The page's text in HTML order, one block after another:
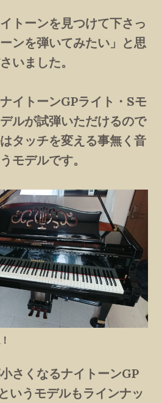
トーンを見つけて下さっ
ンを弾いてみたい」と思
いました。
イトーンGPライト・Sモ
ルが試弾いただけるので
タッチを変える事無く音
モデルです。
さくなるナイトーンGP
いうモデルもラインナッ